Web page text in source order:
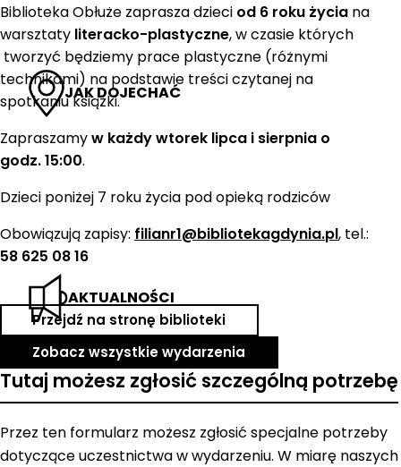
JAK DOJECHAĆ
AKTUALNOŚCI
Biblioteka Obłuże zaprasza dzieci od 6 roku życia na
warsztaty literacko-plastyczne, w czasie których
tworzyć będziemy prace plastyczne (różnymi
technikami) na podstawie treści czytanej na
spotkaniu książki.
Zapraszamyw każdy wtorek lipca i sierpnia o
godz. 15:00.
Dzieci poniżej 7 roku życia pod opieką rodziców
Obowiązują zapisy: filianr1@bibliotekagdynia.pl, tel.:
58 625 08 16
Przejdź na stronę biblioteki
Zobacz wszystkie wydarzenia
Tutaj możesz zgłosić szczególną potrzebę
Przez ten formularz możesz zgłosić specjalne potrzeby
dotyczące uczestnictwa w wydarzeniu. W miarę naszych